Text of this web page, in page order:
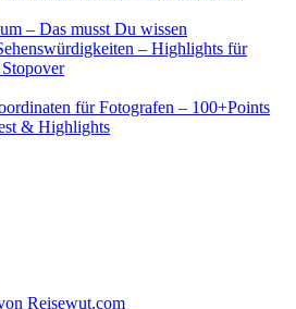
– Das musst Du wissen
– Highlights für
für Fotografen – 100+Points
& Highlights
Reisewut.com